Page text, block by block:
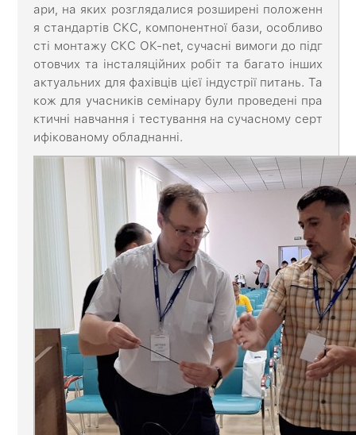
ари, на яких розглядалися розширені положенн
я стандартів СКС, компонентної бази, особливо
сті монтажу СКС ОК-net, сучасні вимоги до підг
отовчих та інсталяційних робіт та багато інших
актуальних для фахівців цієї індустрії питань. Та
кож для учасників семінару були проведені пра
ктичні навчання і тестування на сучасному серт
ифікованому обладнанні.